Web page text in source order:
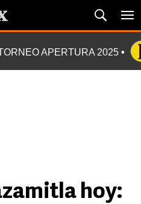
APERTURA 2025
hoy: